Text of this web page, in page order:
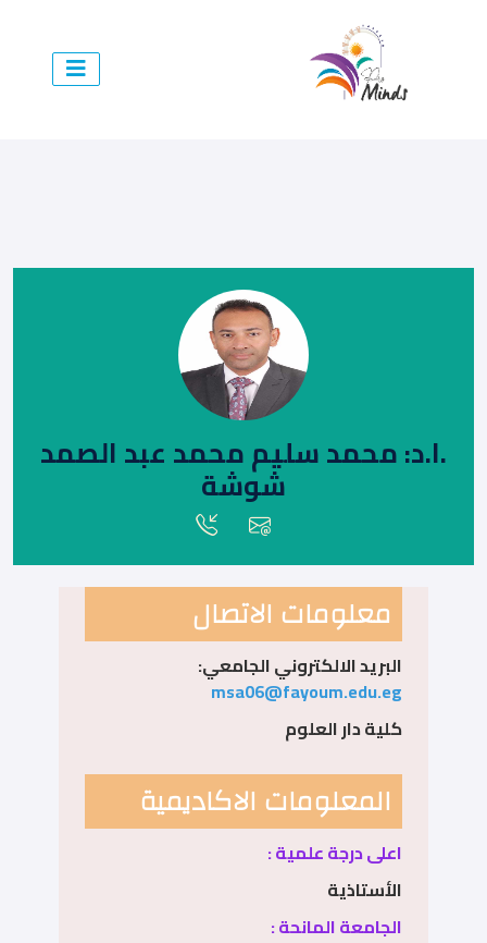
.ا.د: محمد سليم محمد عبد الصمد
شوشة
معلومات الاتصال
البريد الالكتروني الجامعي:
msa06@fayoum.edu.eg
كلية دار العلوم
المعلومات الاكاديمية
اعلى درجة علمية :
الأستاذية
الجامعة المانحة :